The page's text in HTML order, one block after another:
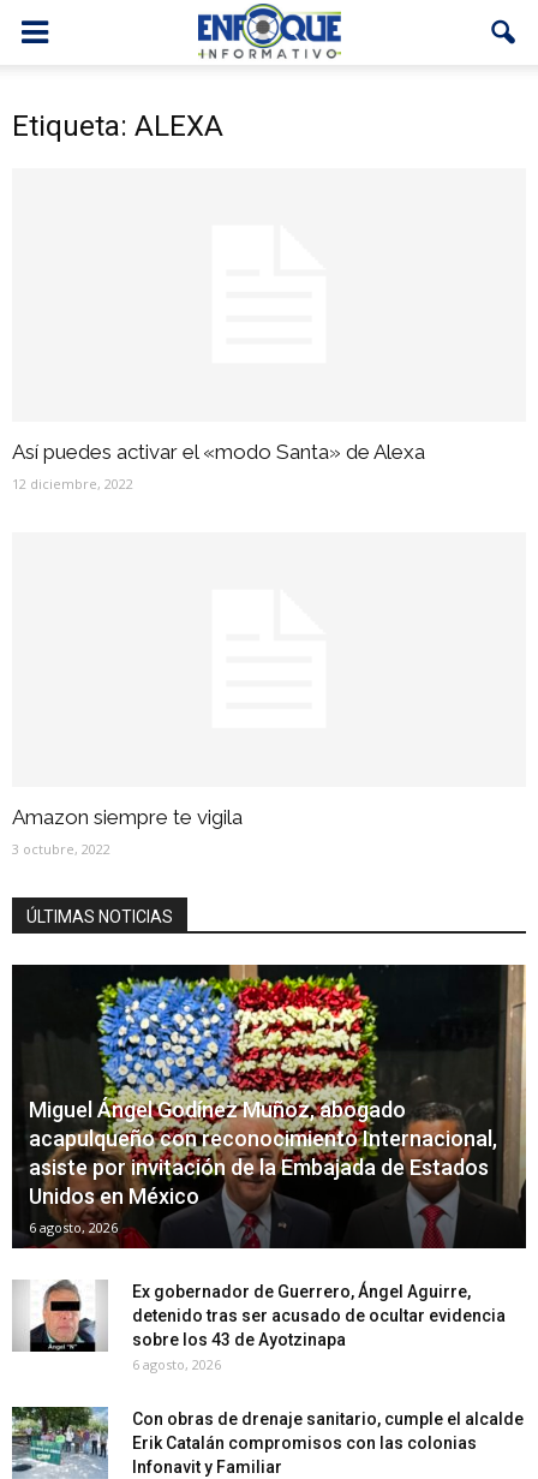
Etiqueta: ALEXA
Así puedes activar el «modo Santa» de Alexa
12 diciembre, 2022
Amazon siempre te vigila
3 octubre, 2022
ÚLTIMAS NOTICIAS
Miguel Ángel Godínez Muñoz, abogado
acapulqueño con reconocimiento Internacional,
asiste por invitación de la Embajada de Estados
Unidos en México
6 agosto, 2026
Ex gobernador de Guerrero, Ángel Aguirre,
detenido tras ser acusado de ocultar evidencia
sobre los 43 de Ayotzinapa
6 agosto, 2026
Con obras de drenaje sanitario, cumple el alcalde
Erik Catalán compromisos con las colonias
Infonavit y Familiar